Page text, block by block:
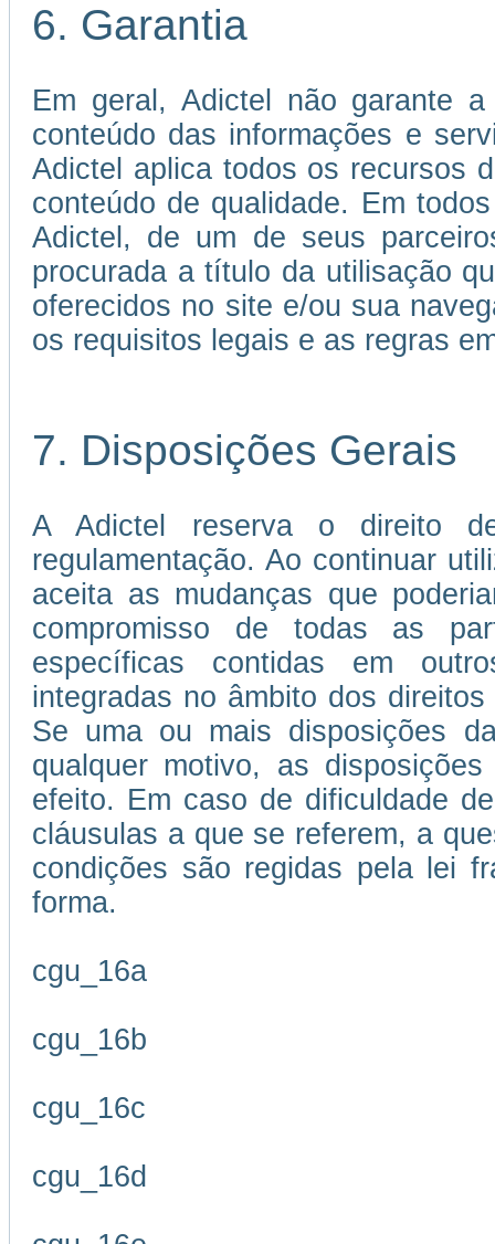
6. Garantia
Em geral, Adictel não garante
conteúdo das informações e
Adictel aplica todos os recursos
conteúdo de qualidade. Em
Adictel, de um de seus
procurada a título da utilisação
oferecidos no site e/ou sua
os requisitos legais e as regras
7. Disposições Gerais
A Adictel reserva o direito
regulamentação. Ao continuar
aceita as mudanças que
compromisso de todas as
específicas contidas em
integradas no âmbito dos
Se uma ou mais disposições
qualquer motivo, as
efeito. Em caso de dificuldade
cláusulas a que se referem, a
condições são regidas pela lei
forma.
cgu_16a
cgu_16b
cgu_16c
cgu_16d